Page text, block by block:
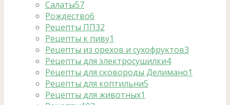
Салаты57
Рождество6
Рецепты ПП32
Рецепты к пиву1
Рецепты из орехов и сухофруктов3
Рецепты для электросушилки4
Рецепты для сковороды Делимано1
Рецепты для коптильни5
Рецепты для животных1